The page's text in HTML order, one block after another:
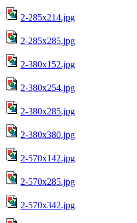
2-285x214.jpg
2-285x285.jpg
2-380x152.jpg
2-380x254.jpg
2-380x285.jpg
2-380x380.jpg
2-570x142.jpg
2-570x285.jpg
2-570x342.jpg